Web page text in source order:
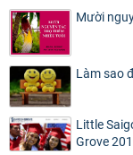
Mười
Làm sao
Little
Grove